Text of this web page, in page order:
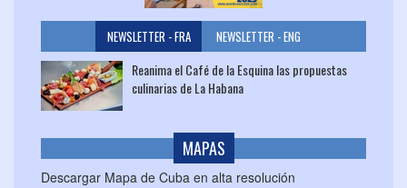
NEWSLETTER - FRA NEWSLETTER - ENG
Reanima el Café de la Esquina las propuestas
culinarias de La Habana
MAPAS
Descargar Mapa de Cuba en alta resolución